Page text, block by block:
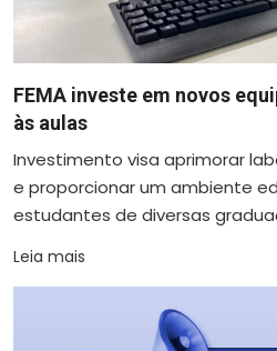
FEMA investe em novos
às aulas
Investimento visa aprimorar
e proporcionar um ambiente
estudantes de diversas
Leia mais